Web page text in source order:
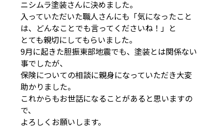
ニシムラ塗装さんに決めました。
入っていただいた職人さんにも「気になったこと
は、どんなことでも言ってくださいね！」と
とても親切にしてもらいました。
9月に起きた胆振東部地震でも、塗装とは関係ない
事でしたが、
保険についての相談に親身になっていただき大変
助かりました。
これからもお世話になることがあると思いますの
で、
よろしくお願いします。